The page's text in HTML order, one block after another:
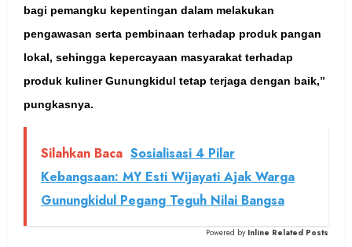
bagi pemangku kepentingan dalam melakukan
pengawasan serta pembinaan terhadap produk pangan
lokal, sehingga kepercayaan masyarakat terhadap
produk kuliner Gunungkidul tetap terjaga dengan baik,”
pungkasnya.
Silahkan Baca Sosialisasi 4 Pilar
Kebangsaan: MY Esti Wijayati Ajak Warga
Gunungkidul Pegang Teguh Nilai Bangsa
Powered by Inline Related Posts